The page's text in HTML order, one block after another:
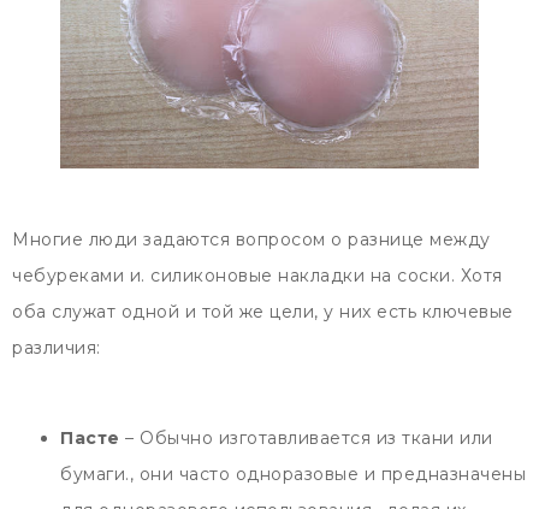
Многие люди задаются вопросом о разнице между
чебуреками и. силиконовые накладки на соски. Хотя
оба служат одной и той же цели, у них есть ключевые
различия:
Пасте – Обычно изготавливается из ткани или
бумаги., они часто одноразовые и предназначены